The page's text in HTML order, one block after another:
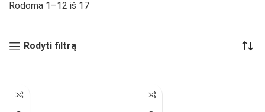
Rodoma 1–12 iš 17
Rodyti filtrą